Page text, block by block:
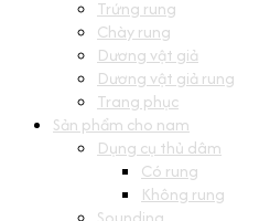
Trứng rung
Chày rung
Dương vật giả
Dương vật giả rung
Trang phục
Sản phẩm cho nam
Dụng cụ thủ dâm
Có rung
Không rung